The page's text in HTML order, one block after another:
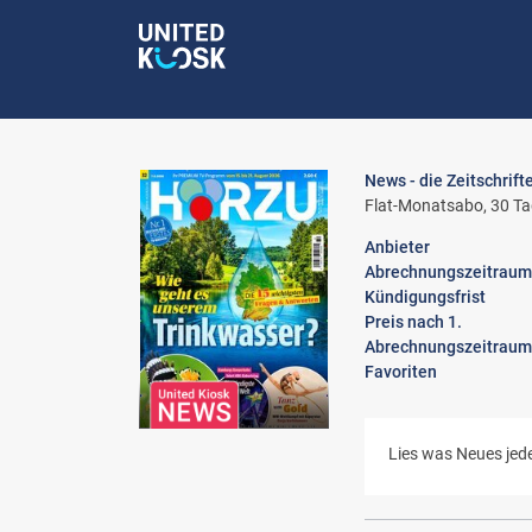
News - die
Flat-Monatsabo, 30
Anbieter
Abrechnungszeitraum
Kündigungsfrist
Preis nach 1.
Abrechnungszeitraum
Favoriten
Lies was Neues